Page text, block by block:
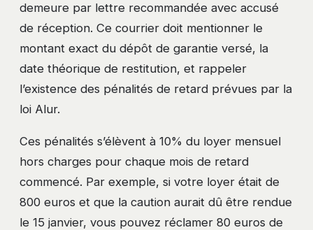
demeure par lettre recommandée avec accusé
de réception. Ce courrier doit mentionner le
montant exact du dépôt de garantie versé, la
date théorique de restitution, et rappeler
l’existence des pénalités de retard prévues par la
loi Alur.
Ces pénalités s’élèvent à 10% du loyer mensuel
hors charges pour chaque mois de retard
commencé. Par exemple, si votre loyer était de
800 euros et que la caution aurait dû être rendue
le 15 janvier, vous pouvez réclamer 80 euros de